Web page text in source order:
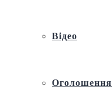
Відео
Оголошення